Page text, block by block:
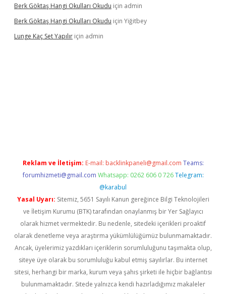
Berk Göktaş Hangi Okulları Okudu için admin
Berk Göktaş Hangi Okulları Okudu için Yiğitbey
Lunge Kaç Set Yapılır için admin
Reklam ve İletişim: E-mail: backlinkpaneli@gmail.com Teams:
forumhizmeti@gmail.com Whatsapp: 0262 606 0 726 Telegram:
@karabul
Yasal Uyarı: Sitemiz, 5651 Sayılı Kanun gereğince Bilgi Teknolojileri
ve İletişim Kurumu (BTK) tarafından onaylanmış bir Yer Sağlayıcı
olarak hizmet vermektedir. Bu nedenle, sitedeki içerikleri proaktif
olarak denetleme veya araştırma yükümlülüğümüz bulunmamaktadır.
Ancak, üyelerimiz yazdıkları içeriklerin sorumluluğunu taşımakta olup,
siteye üye olarak bu sorumluluğu kabul etmiş sayılırlar. Bu internet
sitesi, herhangi bir marka, kurum veya şahıs şirketi ile hiçbir bağlantısı
bulunmamaktadır. Sitede yalnızca kendi hazırladığımız makaleler